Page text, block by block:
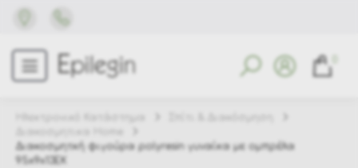
Διακοσμητκή φιγούρα polyresin γυναίκα με ομπρέλα
9.5x9x13EK